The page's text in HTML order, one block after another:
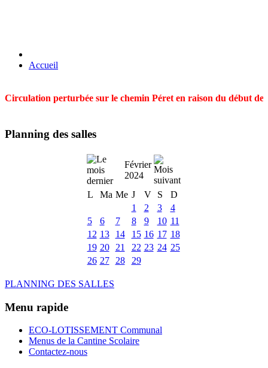
Accueil
Circulation perturbée sur le chemin Péret en raison du début
Planning des salles
Février
2024
L
Ma Me J V S
D
1
2 3
4
5
6 7 8 9 10 11
12 13 14 15 16 17 18
19 20 21 22 23 24 25
26 27 28 29
PLANNING DES SALLES
Menu rapide
ECO-LOTISSEMENT Communal
Menus de la Cantine Scolaire
Contactez-nous